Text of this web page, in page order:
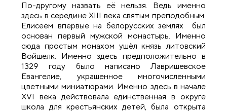
По-другому назвать её нельзя. Ведь именно
здесь в середине XIII века святым преподобным
Елисеем впервые на белорусских землях был
основан первый мужской монастырь. Именно
сюда простым монахом ушёл князь литовский
Войшелк. Именно здесь предположительно в
1329 году было написано Лавришевское
Евангелие, украшенное многочисленными
цветными миниатюрами. Именно здесь в начале
XVI века действовала единственная в округе
школа для крестьянских детей, была открыта